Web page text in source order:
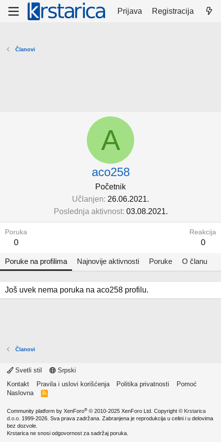
Prijava Registracija
Članovi
A
aco258
Početnik
Učlanjen 26.06.2021.
Poslednja aktivnost 03.08.2021.
Poruka
0
Reakcija
0
Poruke na profilima Najnovije aktivnosti Poruke O članu
Još uvek nema poruka na aco258 profilu.
Članovi
Svetli stil
Srpski
Kontakt
Pravila i uslovi korišćenja Politika privatnosti
Pomoć
Naslovna
R
Community platform by XenForo® © 2010-2025 XenForo Ltd. Copyright © Krstarica
d.o.o. 1999-2026. Sva prava zadržana. Zabranjena je reprodukcija u celini i u delovima
bez dozvole.
Krstarica ne snosi odgovornost za sadržaj poruka.